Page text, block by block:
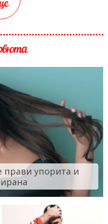
упорита и